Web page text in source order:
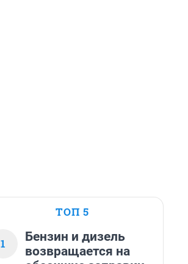
ТОП 5
1
Бензин и дизель
возвращается на